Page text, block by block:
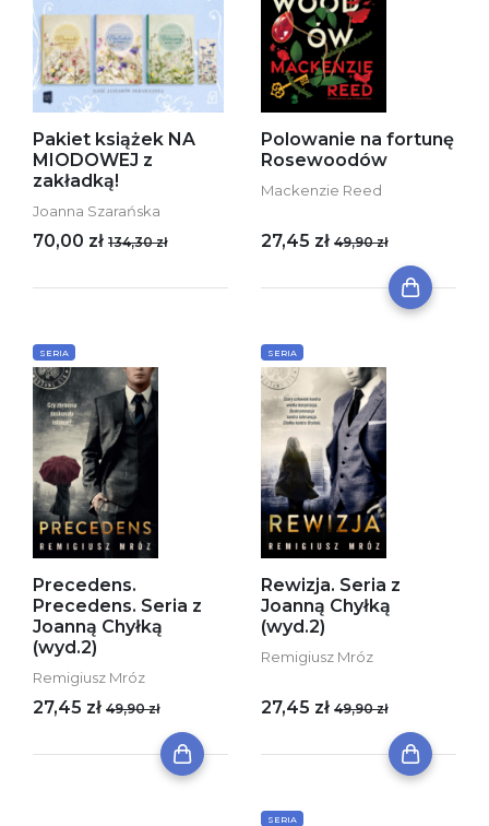
Pakiet książek NA
MIODOWEJ z
zakładką!
Joanna Szarańska
70,00 zł 134,30 zł
Polowanie na fortunę
Rosewoodów
Mackenzie Reed
27,45 zł 49,90 zł
SERIA
Precedens.
Precedens. Seria z
Joanną Chyłką
(wyd.2)
Remigiusz Mróz
27,45 zł 49,90 zł
SERIA
Rewizja. Seria z
Joanną Chyłką
(wyd.2)
Remigiusz Mróz
27,45 zł 49,90 zł
SERIA